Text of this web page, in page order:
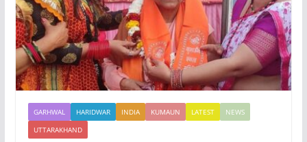
GARHWAL HARIDWAR INDIA KUMAUN LATEST
NEWS
UTTARAKHAND